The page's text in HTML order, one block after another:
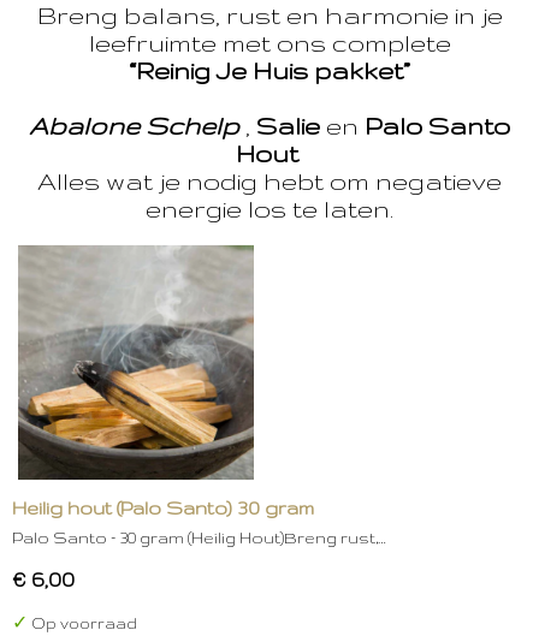
Breng balans, rust en harmonie in je
leefruimte met ons complete
“Reinig Je Huis pakket”
Abalone Schelp, Salie en Palo Santo
Hout
Alles wat je nodig hebt om negatieve
energie los te laten.
Heilig hout (Palo Santo) 30 gram
Palo Santo – 30 gram (Heilig Hout)Breng rust,…
€ 6,00
✓ Op voorraad